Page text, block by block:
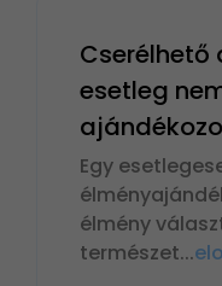
Cserélhető
esetleg
Egy
élmény
természet...